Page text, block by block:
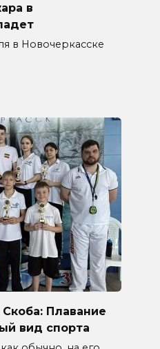
в
в Новочеркасске
Плавание
вид спорта